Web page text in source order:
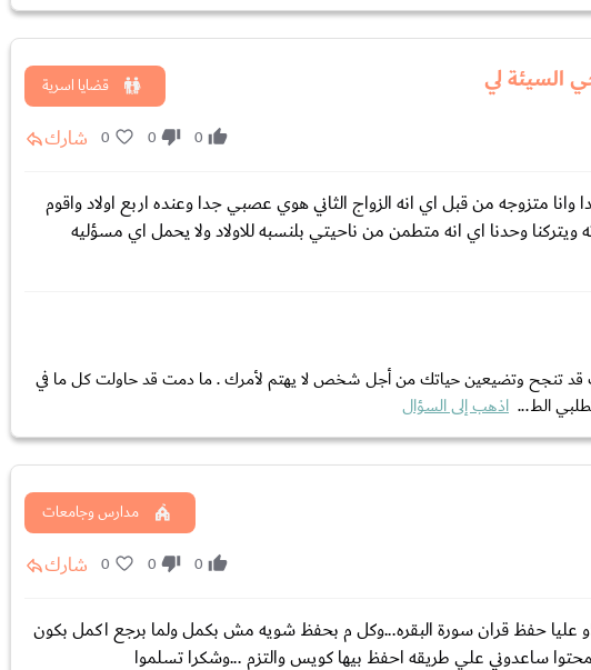
السيئة لي
قضايا اسرية
0
0
0 شارك
متزوجه من قبل اي انه الزواج الثاني هوي عصبي جدا وعنده اربع اولاد واقوم
ويتركنا وحدنا اي انه متطمن من ناحيتي بلنسبه للاولاد ولا يحمل اي مسؤليه
قد تنجح وتضيعين حياتك من أجل شخص لا يهتم لأمرك . ما دمت قد حاولت كل ما في
الط... اذهب إلى السؤال
مدارس وجامعات
0
0
0 شارك
السلام عليكم ورحمة الله وبركاته... انا طالبه في3 ثانوي ازهر امتحاني 26-5و عليا حفظ قران سورة البقره...وكل م بحفظ شويه مش بكمل ولما برجع اكمل بكون
ساعدوني علي طريقه احفظ بيها كويس والتزم ...وشكرا تسلموا